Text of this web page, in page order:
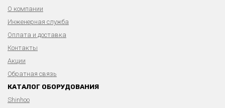
О компании
Инженерная служба
Оплата и доставка
Контакты
Акции
Обратная связь
КАТАЛОГ ОБОРУДОВАНИЯ
Shinhoo